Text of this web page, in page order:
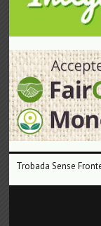
Trobada Sense